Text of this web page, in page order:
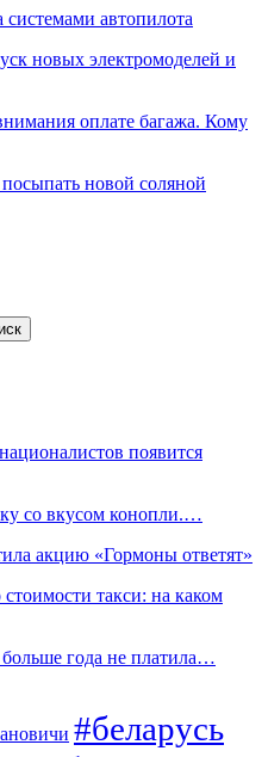
автопилота
новых электромоделей и
оплате багажа. Кому
новой соляной
появится
со вкусом конопли.…
акцию «Гормоны ответят»
такси: на каком
года не платила…
#беларусь